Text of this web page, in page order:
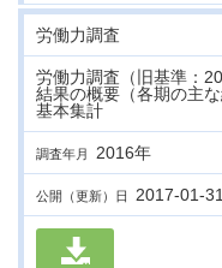
労働力調査
労働力調査（旧基準：
結果の概要（各期の主
基本集計
調査年月 2016年
公開（更新）日 2017-01-31